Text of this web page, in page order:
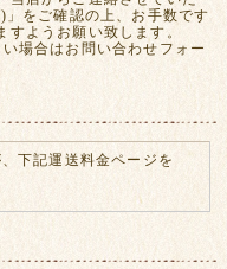
をご確認の上、お手数です
ようお願い致します。
場合はお問い合わせフォー
下記運送料金ページを